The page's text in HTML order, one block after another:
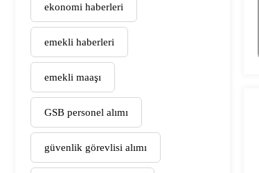
ekonomi haberleri
emekli haberleri
emekli maaşı
GSB personel alımı
güvenlik görevlisi alımı